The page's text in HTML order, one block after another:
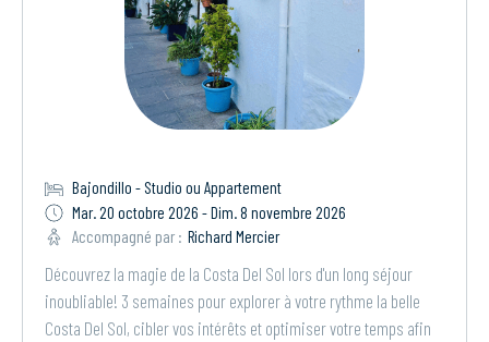
Bajondillo - Studio ou Appartement
Mar. 20 octobre 2026 - Dim. 8 novembre 2026
Accompagné par : Richard Mercier
Découvrez la magie de la Costa Del Sol lors d'un long séjour
inoubliable! 3 semaines pour explorer à votre rythme la belle
Costa Del Sol, cibler vos intérêts et optimiser votre temps afin